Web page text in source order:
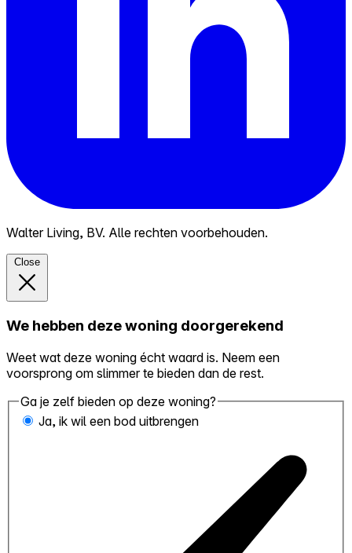
Walter Living, BV. Alle rechten voorbehouden.
Close
We hebben deze woning doorgerekend
Weet wat deze woning écht waard is. Neem een
voorsprong om slimmer te bieden dan de rest.
Ga je zelf bieden op deze woning?
Ja, ik wil een bod uitbrengen